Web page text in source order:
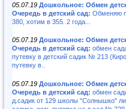
05.07.19 Дошкольное: Обмен
Очередь в детский сад: Обменяю
380, хотим в 355. 2 года...
05.07.19 Дошкольное: Обмен
Очередь в детский сад: обмен
путевку в детский садик № 213
путевку в..
05.07.19 Дошкольное: Обмен
Очередь в детский сад: обмен
д.садик от 129 школы "Солнышко"